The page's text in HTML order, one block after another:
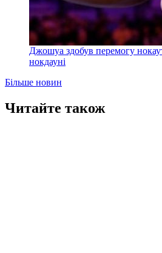
Джошуа здобув перемогу
нокдауні
Більше новин
Читайте також